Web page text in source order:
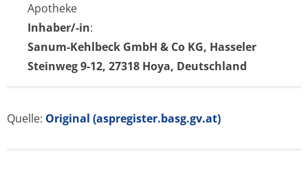
Apotheke
Inhaber/-in:
Sanum-Kehlbeck GmbH & Co KG, Hasseler
Steinweg 9-12, 27318 Hoya, Deutschland
Quelle: Original (aspregister.basg.gv.at)